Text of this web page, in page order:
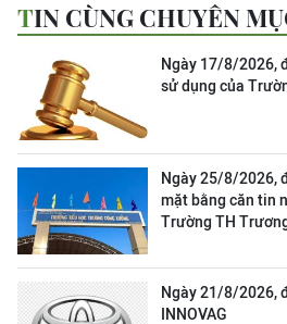
TIN CÙNG CHUYÊN
Ngày 17/8/2026,
sử dụng của
Ngày 25/8/2026,
mặt bằng căn tin
Trường TH
Ngày 21/8/2026,
INNOVAG